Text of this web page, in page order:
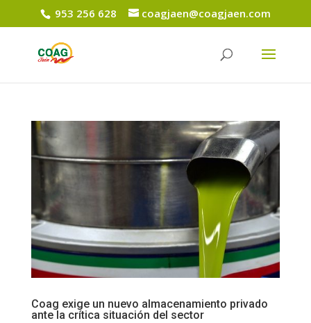
953 256 628 coagjaen@coagjaen.com
Coag exige un nuevo almacenamiento privado
ante la crítica situación del sector